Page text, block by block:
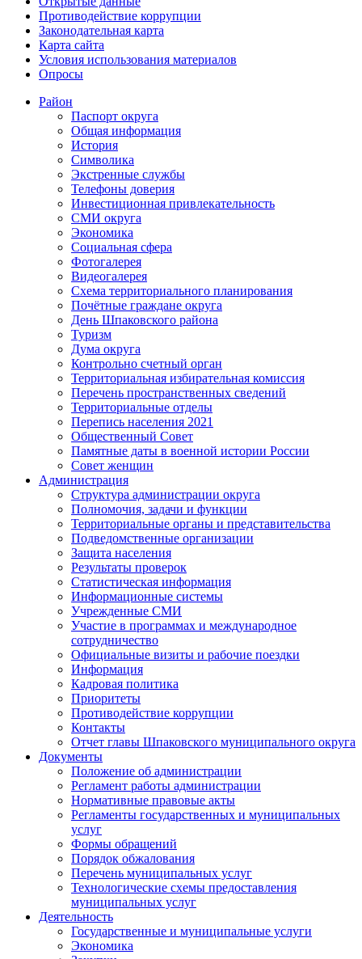
Противодействие коррупции
Законодательная карта
Карта сайта
Условия использования материалов
Опросы
Район
Паспорт округа
Общая информация
История
Символика
Экстренные службы
Телефоны доверия
Инвестиционная привлекательность
СМИ округа
Экономика
Социальная сфера
Фотогалерея
Видеогалерея
Схема территориального планирования
Почётные граждане округа
День Шпаковского района
Туризм
Дума округа
Контрольно счетный орган
Территориальная избирательная комиссия
Перечень пространственных сведений
Территориальные отделы
Перепись населения 2021
Общественный Совет
Памятные даты в военной истории России
Совет женщин
Администрация
Структура администрации округа
Полномочия, задачи и функции
Территориальные органы и представительства
Подведомственные организации
Защита населения
Результаты проверок
Статистическая информация
Информационные системы
Учрежденные СМИ
Участие в программах и международное
сотрудничество
Официальные визиты и рабочие поездки
Информация
Кадровая политика
Приоритеты
Противодействие коррупции
Контакты
Отчет главы Шпаковского муниципального округа
Документы
Положение об администрации
Регламент работы администрации
Нормативные правовые акты
Регламенты государственных и муниципальных
услуг
Формы обращений
Порядок обжалования
Перечень муниципальных услуг
Технологические схемы предоставления
муниципальных услуг
Деятельность
Государственные и муниципальные услуги
Экономика